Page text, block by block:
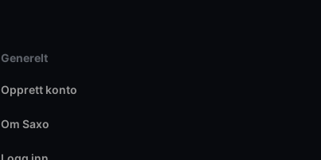
Generelt
Opprett konto
Om Saxo